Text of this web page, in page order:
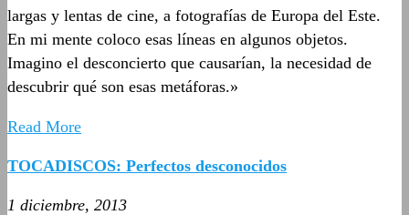
largas y lentas de cine, a fotografías de Europa del Este.
En mi mente coloco esas líneas en algunos objetos.
Imagino el desconcierto que causarían, la necesidad de
descubrir qué son esas metáforas.»
Read More
TOCADISCOS: Perfectos desconocidos
1 diciembre, 2013